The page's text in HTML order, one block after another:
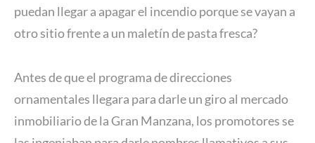
puedan llegar a apagar el incendio porque se vayan a
otro sitio frente a un maletín de pasta fresca?
Antes de que el programa de direcciones
ornamentales llegara para darle un giro al mercado
inmobiliario de la Gran Manzana, los promotores se